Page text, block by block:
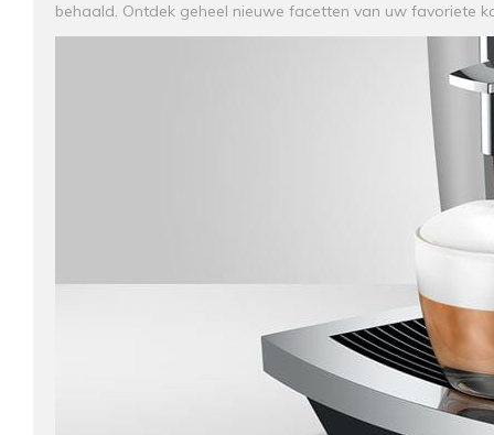
behaald. Ontdek geheel nieuwe facetten van uw favoriete